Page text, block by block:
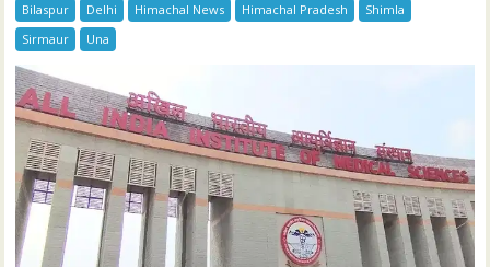
Bilaspur Delhi Himachal News Himachal Pradesh
Shimla
Sirmaur
Una